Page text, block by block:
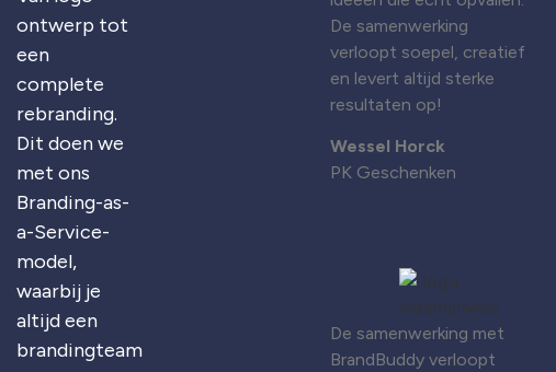
ontwerp tot
een
complete
rebranding.
Dit doen we
met ons
Branding-as-
a-Service-
model,
waarbij je
altijd een
brandingteam
De samenwerking
verloopt soepel, creatief
en levert altijd sterke
resultaten op!
Wessel Horck
PK Geschenken
De samenwerking met
BrandBuddy verloopt